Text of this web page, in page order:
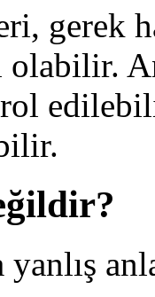
gerek
yanlış